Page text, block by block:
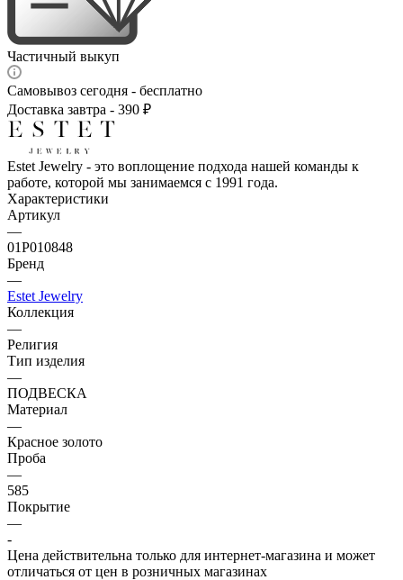
Частичный выкуп
Самовывоз сегодня - бесплатно
Доставка завтра - 390 ₽
Estet Jewelry - это воплощение подхода нашей команды к
работе, которой мы занимаемся с 1991 года.
Характеристики
Артикул
—
01Р010848
Бренд
—
Estet Jewelry
Коллекция
—
Религия
Тип изделия
—
ПОДВЕСКА
Материал
—
Красное золото
Проба
—
585
Покрытие
—
-
Цена действительна только для интернет-магазина и может
отличаться от цен в розничных магазинах